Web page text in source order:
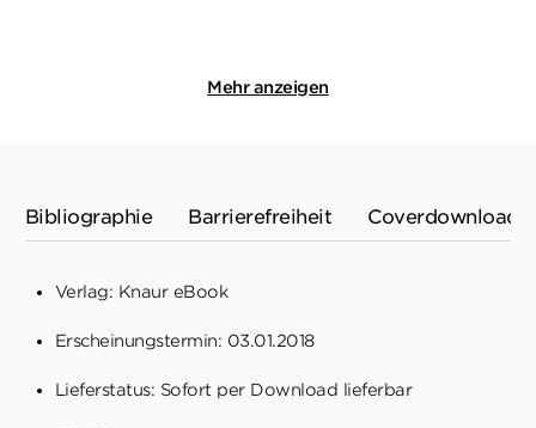
Mehr anzeigen
Bibliographie Barrierefreiheit Coverdownload
Verlag: Knaur eBook
Erscheinungstermin: 03.01.2018
Lieferstatus: Sofort per Download lieferbar